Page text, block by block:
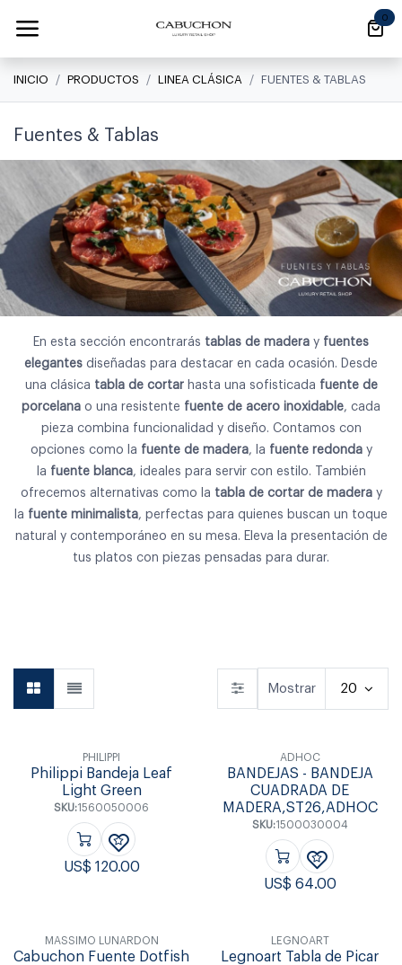
0
INICIO PRODUCTOS LINEA CLÁSICA FUENTES & TABLAS
Fuentes & Tablas
En esta sección encontrarás tablas de madera y fuentes
elegantes diseñadas para destacar en cada ocasión. Desde
una clásica tabla de cortarhasta una sofisticada fuente de
porcelana o una resistente fuente de acero inoxidable, cada
pieza combina funcionalidad y diseño. Contamos con
opciones como la fuente de madera, la fuente redonday
la fuente blanca, ideales para servir con estilo. También
ofrecemos alternativas como la tabla de cortar de maderay
la fuente minimalista, perfectas para quienes buscan un toque
natural y contemporáneo en su mesa. Eleva la presentación de
tus platos con piezas pensadas para durar.
Mostrar 20
PHILIPPI
Philippi Bandeja Leaf
Light Green
SKU:1560050006
US$ 120.00
ADHOC
BANDEJAS - BANDEJA
CUADRADA DE
MADERA,ST26,ADHOC
SKU:1500030004
US$ 64.00
MASSIMO LUNARDON
Cabuchon Fuente Dotfish
LEGNOART
Legnoart Tabla de Picar